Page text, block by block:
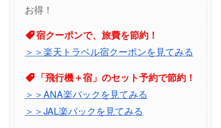
お得！
宿クーポンで、旅費を節約！
＞＞楽天トラベル宿クーポンを見てみる
「飛行機＋宿」のセット予約で節約！
＞＞ANA楽パックを見てみる
＞＞JAL楽パックを見てみる